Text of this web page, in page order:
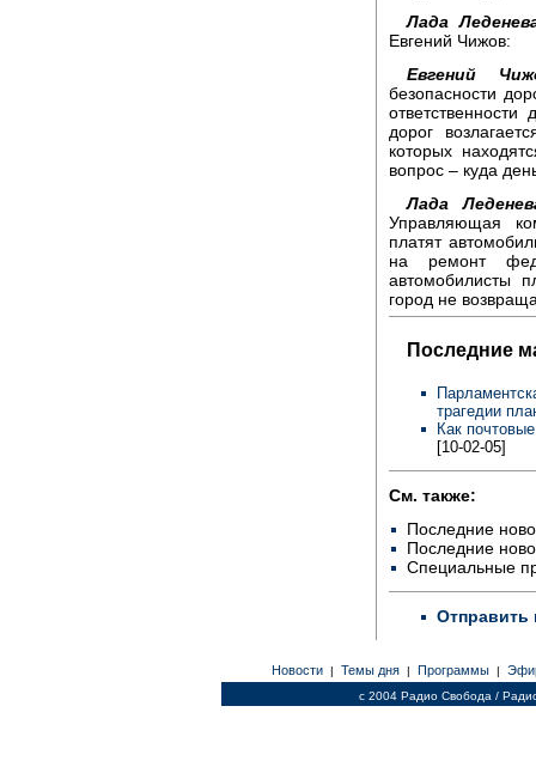
Лада
Евгений Чижов:
Евгений
безопасности
дорог
которых
вопрос – куда
Лада
Управляющая
платят
на ремонт
автомобилисты
город не
Последние
трагедии
Как
[10-02-05]
См. также:
Последние
Последние
Специальные
Отправить
Новости | Темы дня | Программы |
c 2004 Радио Свобода /